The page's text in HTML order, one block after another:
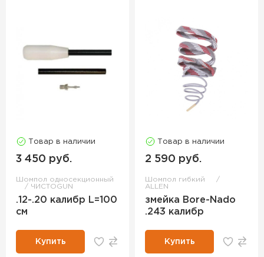
Товар в наличии
3 450 руб.
Шомпол односекционный
ЧИСТОGUN
.12-.20 калибр L=100
см
Купить
Товар в наличии
2 590 руб.
Шомпол гибкий
ALLEN
змейка Bore-Nado
.243 калибр
Купить